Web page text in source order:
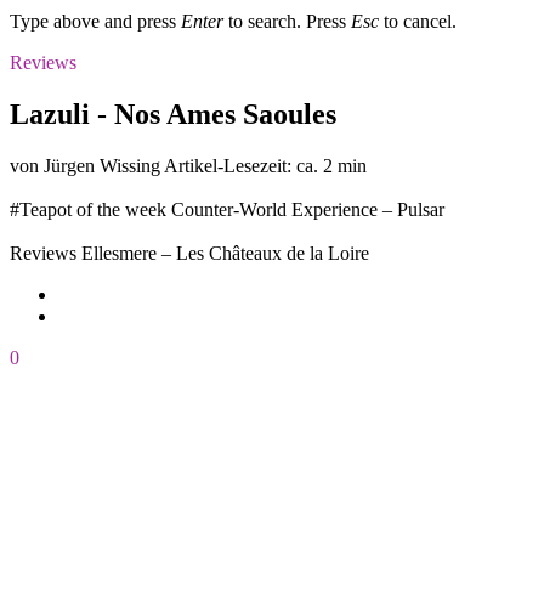
Type above and press Enterto search. Press Esc to cancel.
Reviews
Lazuli - Nos Ames Saoules
von Jürgen Wissing Artikel-Lesezeit: ca. 2 min
#Teapot of the week Counter-World Experience – Pulsar
Reviews Ellesmere – Les Châteaux de la Loire
0